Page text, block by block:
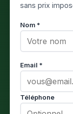
sans prix
Nom *
Email *
Téléphone